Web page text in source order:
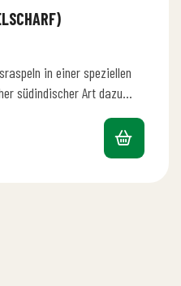
in einer speziellen
südindischer Art dazu